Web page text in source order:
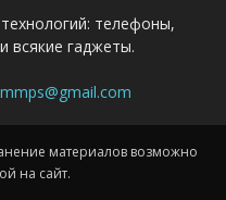
телефоны,
всякие гаджеты.
материалов возможно
на сайт.